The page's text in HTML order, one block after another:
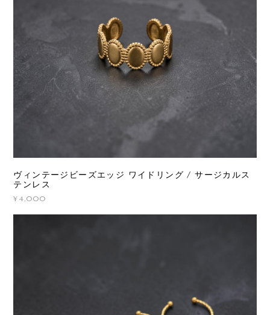
ヴィンテージビーズエッジ ワイドリング / サージカルス
テンレス
¥4,000